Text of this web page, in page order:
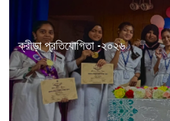
ক্রীড়া প্রতিযোগিতা -২০২৬